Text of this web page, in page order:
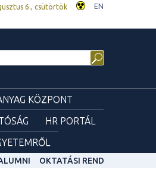
6., csütörtök EN
KÖZPONT
HR PORTÁL
OKTATÁSI REND